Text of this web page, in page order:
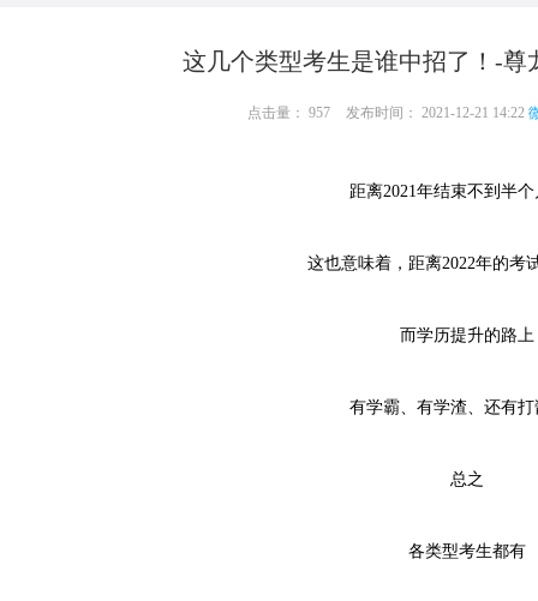
这几个类型考生是谁中招了！-尊
点击量： 957 发布时间： 2021-12-21 14:22
距离2021年结束不到半个
这也意味着 ， 距离2022年的考
而学历提升的路上
有学霸、有学渣、还有打
总之
各类型考生都有